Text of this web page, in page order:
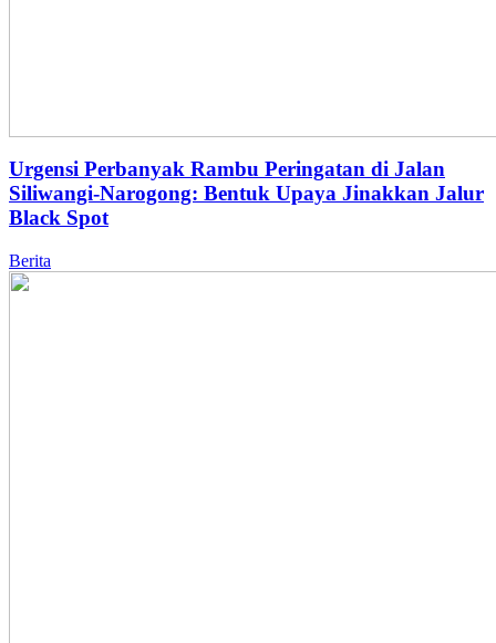
Urgensi Perbanyak Rambu Peringatan di Jalan
Siliwangi-Narogong: Bentuk Upaya Jinakkan Jalur
Black Spot
Berita